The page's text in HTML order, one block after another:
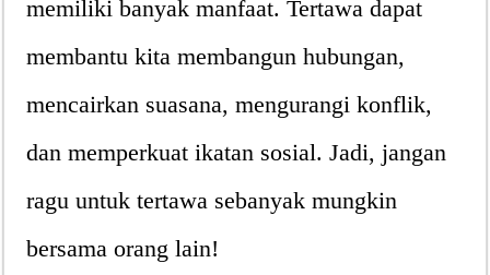
memiliki banyak manfaat. Tertawa dapat
membantu kita membangun hubungan,
mencairkan suasana, mengurangi konflik,
dan memperkuat ikatan sosial. Jadi, jangan
ragu untuk tertawa sebanyak mungkin
bersama orang lain!